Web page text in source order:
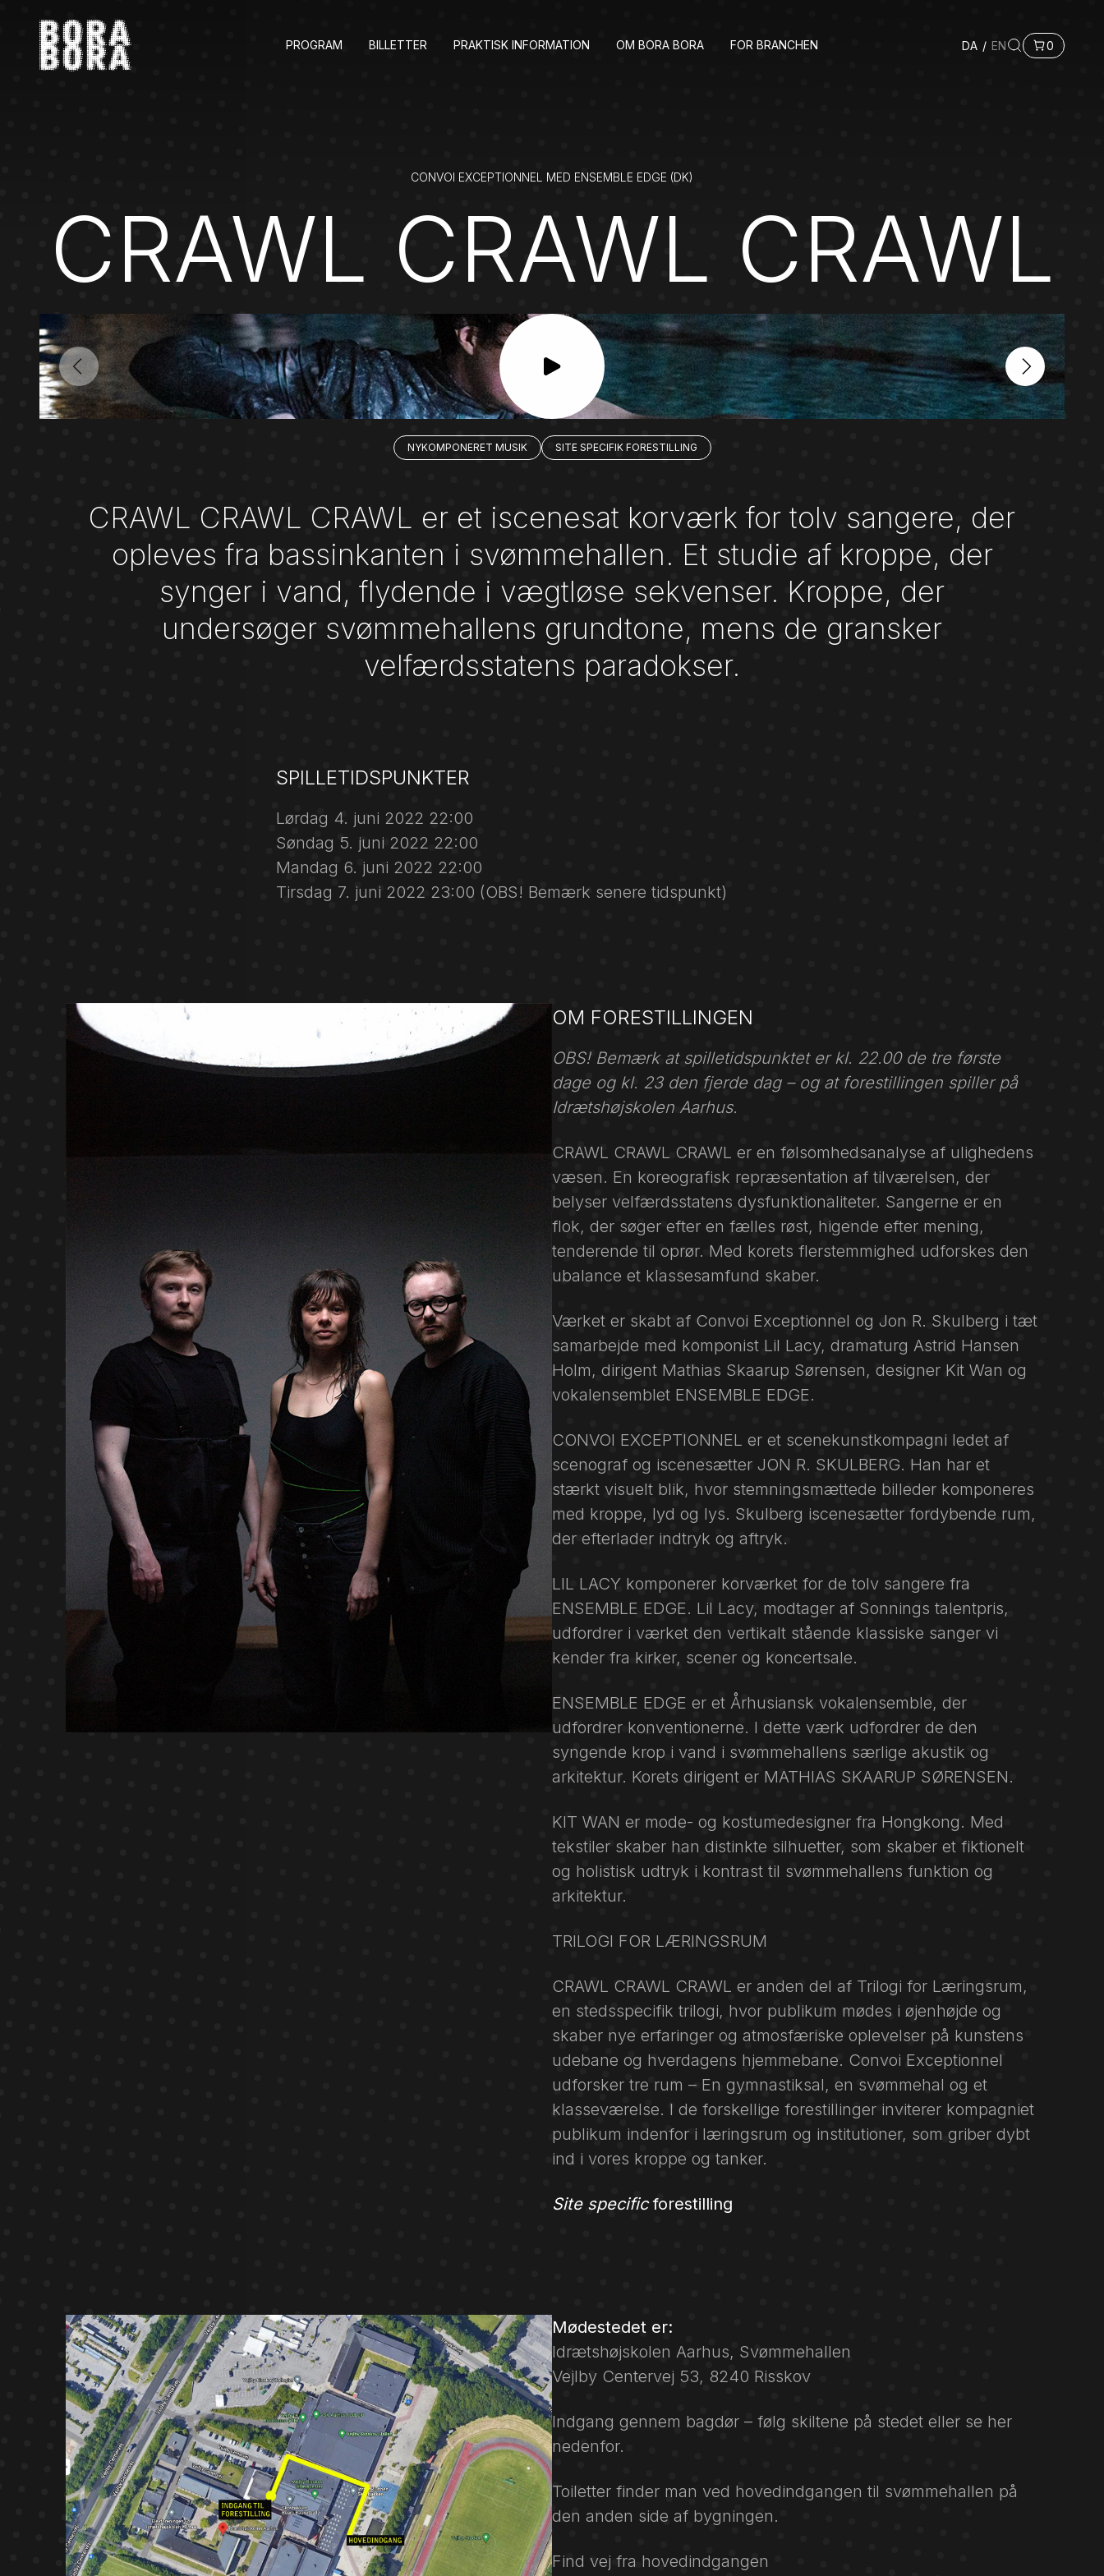
PROGRAM BILLETTER PRAKTISK INFORMATION OM BORA BORA FOR BRANCHEN DA / EN 0
CONVOI EXCEPTIONNEL MED ENSEMBLE EDGE (DK)
CRAWL CRAWL CRAWL
NYKOMPONERET MUSIK SITE SPECIFIK FORESTILLING
CRAWL CRAWL CRAWL er et iscenesat korværk for tolv sangere, der
opleves fra bassinkanten i svømmehallen. Et studie af kroppe, der
synger i vand, flydende i vægtløse sekvenser. Kroppe, der
undersøger svømmehallens grundtone, mens de gransker
velfærdsstatens paradokser.
SPILLETIDSPUNKTER
Lørdag 4. juni 2022 22:00
Søndag 5. juni 2022 22:00
Mandag 6. juni 2022 22:00
Tirsdag 7. juni 2022 23:00 (OBS! Bemærk senere tidspunkt)
OM FORESTILLINGEN
OBS! Bemærk at spilletidspunktet er kl. 22.00 de tre første
dage og kl. 23 den fjerde dag – og at forestillingen spiller på
Idrætshøjskolen Aarhus.
CRAWL CRAWL CRAWL er en følsomhedsanalyse af ulighedens
væsen. En koreografisk repræsentation af tilværelsen, der
belyser velfærdsstatens dysfunktionaliteter. Sangerne er en
flok, der søger efter en fælles røst, higende efter mening,
tenderende til oprør. Med korets flerstemmighed udforskes den
ubalance et klassesamfund skaber.
Værket er skabt af Convoi Exceptionnel og Jon R. Skulberg i tæt
samarbejde med komponist Lil Lacy, dramaturg Astrid Hansen
Holm, dirigent Mathias Skaarup Sørensen, designer Kit Wan og
vokalensemblet ENSEMBLE EDGE.
CONVOI EXCEPTIONNEL er et scenekunstkompagni ledet af
scenograf og iscenesætter JON R. SKULBERG. Han har et
stærkt visuelt blik, hvor stemningsmættede billeder komponeres
med kroppe, lyd og lys. Skulberg iscenesætter fordybende rum,
der efterlader indtryk og aftryk.
LIL LACY komponerer korværket for de tolv sangere fra
ENSEMBLE EDGE. Lil Lacy, modtager af Sonnings talentpris,
udfordrer i værket den vertikalt stående klassiske sanger vi
kender fra kirker, scener og koncertsale.
ENSEMBLE EDGE er et Århusiansk vokalensemble, der
udfordrer konventionerne. I dette værk udfordrer de den
syngende krop i vand i svømmehallens særlige akustik og
arkitektur. Korets dirigent er MATHIAS SKAARUP SØRENSEN.
KIT WAN er mode- og kostumedesigner fra Hongkong. Med
tekstiler skaber han distinkte silhuetter, som skaber et fiktionelt
og holistisk udtryk i kontrast til svømmehallens funktion og
arkitektur.
TRILOGI FOR LÆRINGSRUM
CRAWL CRAWL CRAWL er anden del af Trilogi for Læringsrum,
en stedsspecifik trilogi, hvor publikum mødes i øjenhøjde og
skaber nye erfaringer og atmosfæriske oplevelser på kunstens
udebane og hverdagens hjemmebane. Convoi Exceptionnel
udforsker tre rum – En gymnastiksal, en svømmehal og et
klasseværelse. I de forskellige forestillinger inviterer kompagniet
publikum indenfor i læringsrum og institutioner, som griber dybt
ind i vores kroppe og tanker.
Site specificforestilling
Mødestedet er:
Idrætshøjskolen Aarhus, Svømmehallen
Vejlby Centervej 53, 8240 Risskov
Indgang gennem bagdør – følg skiltene på stedet eller se her
nedenfor.
Toiletter finder man ved hovedindgangen til svømmehallen på
den anden side af bygningen.
Find vej fra hovedindgangen